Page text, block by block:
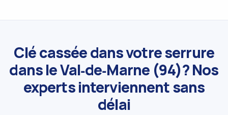
Clé cassée dans votre serrure
dans le Val‑de‑Marne (94)? Nos
experts interviennent sans
délai